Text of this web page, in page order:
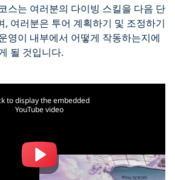
스는 여러분의 다이빙 스킬을 다음 단
, 여러분은 투어 계획하기 및 조정하기
영이 내부에서 어떻게 작동하는지에
될 것입니다.
to display the embedded
YouTube video